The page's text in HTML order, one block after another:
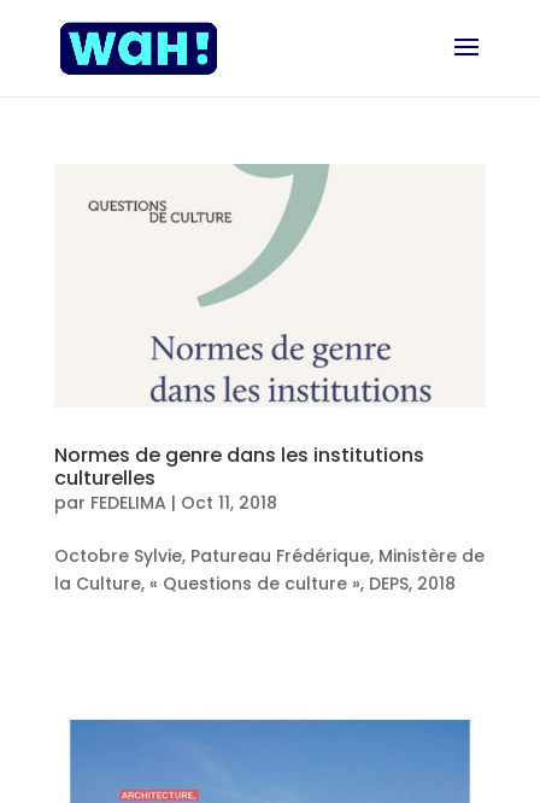
Normes de genre dans les institutions
culturelles
par FEDELIMA | Oct 11, 2018
Octobre Sylvie, Patureau Frédérique, Ministère de
la Culture, « Questions de culture », DEPS, 2018